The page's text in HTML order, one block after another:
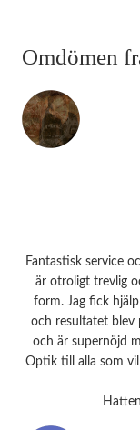
Omdömen
Fantastisk service
är otroligt trevlig
form. Jag fick
och resultatet blev
och är supernöjd
Optik till alla som